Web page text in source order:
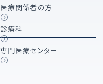
医療関係者の方
診療科
専門医療センター